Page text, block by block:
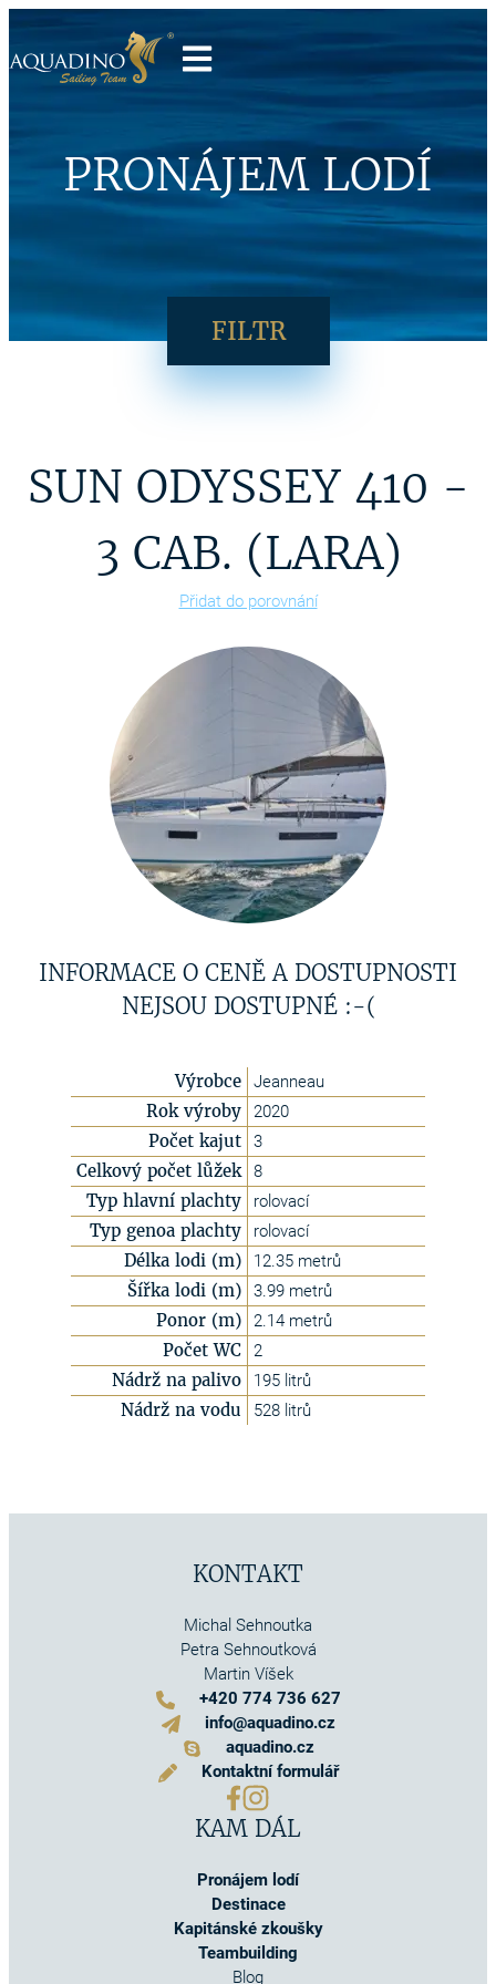
PRONÁJEM LODÍ
FILTR
SUN ODYSSEY 410 -
3 CAB. (LARA)
Přidat do porovnání
INFORMACE O CENĚ A DOSTUPNOSTI
NEJSOU DOSTUPNÉ :-(
Výrobce Jeanneau
Rok výroby 2020
Počet kajut 3
Celkový počet lůžek 8
Typ hlavní plachty rolovací
Typ genoa plachty rolovací
Délka lodi (m) 12.35 metrů
Šířka lodi (m) 3.99 metrů
Ponor (m) 2.14 metrů
Počet WC 2
Nádrž na palivo 195 litrů
Nádrž na vodu 528 litrů
KONTAKT
Michal Sehnoutka
Petra Sehnoutková
Martin Víšek
+420 774 736 627
info@aquadino.cz
aquadino.cz
Kontaktní formulář
KAM DÁL
Pronájem lodí
Destinace
Kapitánské zkoušky
Teambuilding
Blog